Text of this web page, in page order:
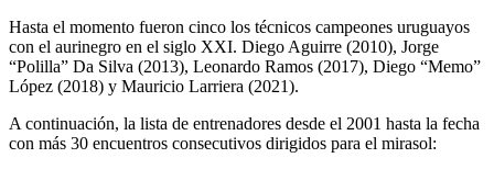
Hasta el momento fueron cinco los técnicos campeones uruguayos
con el aurinegro en el siglo XXI. Diego Aguirre (2010), Jorge
“Polilla” Da Silva (2013), Leonardo Ramos (2017), Diego “Memo”
López (2018) y Mauricio Larriera (2021).
A continuación, la lista de entrenadores desde el 2001 hasta la fecha
con más 30 encuentros consecutivos dirigidos para el mirasol: